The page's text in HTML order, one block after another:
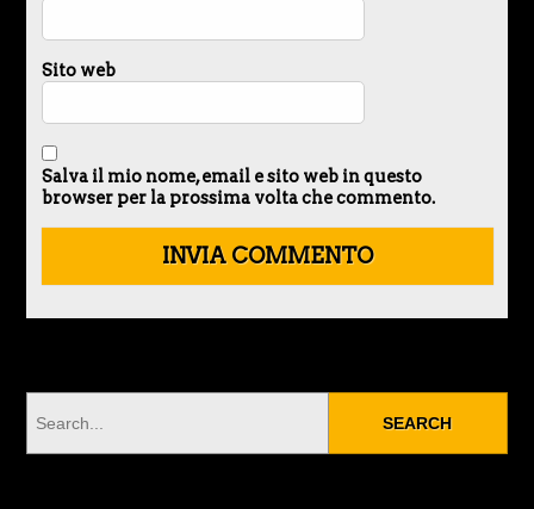
Sito web
Salva il mio nome, email e sito web in questo
browser per la prossima volta che commento.